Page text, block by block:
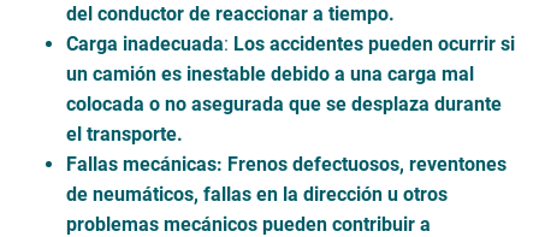
del conductor de reaccionar a tiempo.
Carga inadecuada: Los accidentes pueden ocurrir si
un camión es inestable debido a una carga mal
colocada o no asegurada que se desplaza durante
el transporte.
Fallas mecánicas: Frenos defectuosos, reventones
de neumáticos, fallas en la dirección u otros
problemas mecánicos pueden contribuir a